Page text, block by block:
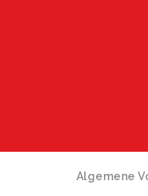
Algemene